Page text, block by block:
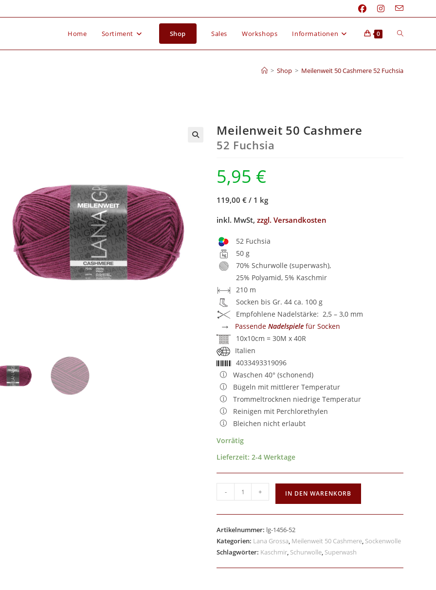
Home Sortiment Shop Sales Workshops Informationen 0
> Shop > Meilenweit 50 Cashmere 52 Fuchsia
Meilenweit 50 Cashmere
52 Fuchsia
5,95 €
119,00 € / 1 kg
inkl. MwSt,zzgl. Versandkosten
52 Fuchsia
50 g
70% Schurwolle (superwash),
25% Polyamid, 5% Kaschmir
210 m
Socken bis Gr. 44 ca. 100 g
Empfohlene Nadelstärke: 2,5 – 3,0 mm
→ PassendeNadelspiele für Socken
10x10cm = 30M x 40R
Italien
4033493319096
Waschen 40° (schonend)
Bügeln mit mittlerer Temperatur
Trommeltrocknen niedrige Temperatur
Reinigen mit Perchlorethylen
Bleichen nicht erlaubt
Vorrätig
Lieferzeit:2-4 Werktage
- + IN DEN WARENKORB
Artikelnummer: lg-1456-52
Kategorien: Lana Grossa, Meilenweit 50 Cashmere, Sockenwolle
Schlagwörter: Kaschmir, Schurwolle, Superwash